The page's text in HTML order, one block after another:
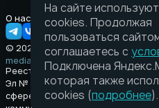
О нас Правовая информация
© 2026 Taverna.gg
media@taverna.gg
Реестровая запись:
Эл № ФС77-89710 выдано
сфере связи, информационных
На сайте
cookies. Продолжая
пользоваться
соглашаетесь с
Подключена
которая также
cookies (подробнее).